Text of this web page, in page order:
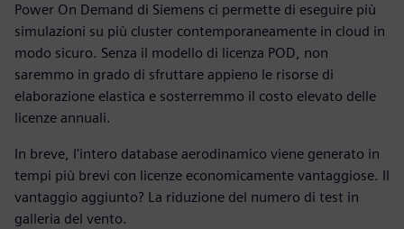
Power On Demand di Siemens ci permette di eseguire più
simulazioni su più cluster contemporaneamente in cloud in
modo sicuro. Senza il modello di licenza POD, non
saremmo in grado di sfruttare appieno le risorse di
elaborazione elastica e sosterremmo il costo elevato delle
licenze annuali.
In breve, l'intero database aerodinamico viene generato in
tempi più brevi con licenze economicamente vantaggiose. Il
vantaggio aggiunto? La riduzione del numero di test in
galleria del vento.